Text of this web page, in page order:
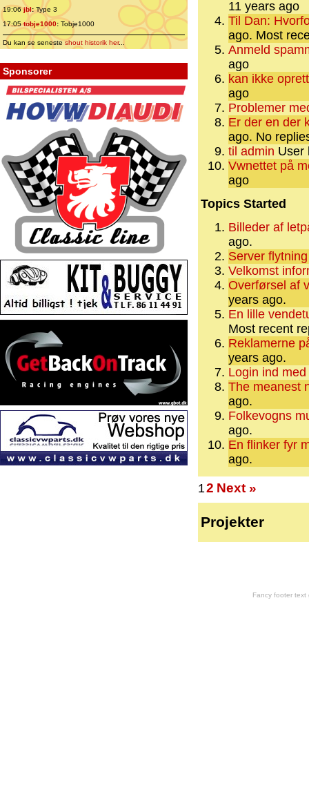
19:06jbl:Type 3
17:05tobje1000: Tobje1000
Du kan se senesteshout historik her...
Sponsorer
11 years ago
Til Dan:
ago. Most
Anmeld
ago
kan ikke
ago
Problemer
Er der en der
ago. No
til admin User
Vwnettet på
ago
Topics Started
Billeder af
ago.
Server flytning
Velkomst
Overførsel af
years ago.
En lille
Most recent
Reklamerne
years ago.
Login ind
The meanest
ago.
Folkevogns
ago.
En flinker fyr
ago.
12 Next »
Projekter
Fancy footer